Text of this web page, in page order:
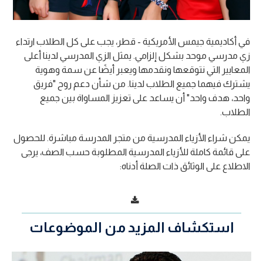
في أكاديمية جيمس الأمريكية - قطر، يجب على كل الطلاب ارتداء
زي مدرسي موحد بشكل إلزامي. يمثل الزي المدرسي لدينا أعلى
المعايير التي نتوقعها ونقدمها ويعبر أيضًا عن سمة وهوية
يشترك فيهما جميع الطلاب لدينا. من شأن دعم روح "فريق
واحد، هدف واحد" أن يساعد على تعزيز المساواة بين جميع
الطلاب.
يمكن شراء الأزياء المدرسية من متجر المدرسة مباشرة. للحصول
على قائمة كاملة للأزياء المدرسية المطلوبة حسب الصف، يرجى
الاطلاع على الوثائق ذات الصلة أدناه:
استكشاف المزيد من الموضوعات